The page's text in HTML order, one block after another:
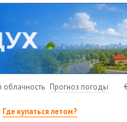
облачность Прогноз погоды
Где купаться летом?